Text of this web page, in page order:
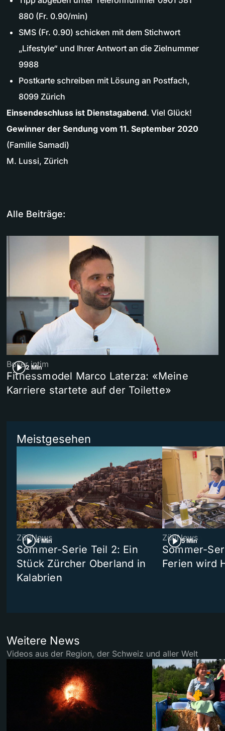
880 (Fr. 0.90/min)
SMS (Fr. 0.90) schicken mit dem Stichwort
„Lifestyle“ und Ihrer Antwort an die Zielnummer
9988
Postkarte schreiben mit Lösung an Postfach,
8099 Zürich
Einsendeschluss ist Dienstagabend. Viel Glück!
Gewinner der Sendung vom 11. September 2020
(Familie Samadi)
M. Lussi, Zürich
Alle Beiträge:
2 Min
Boser intim
Fitnessmodel Marco Laterza: «Meine
Karriere startete auf der Toilette»
Meistgesehen
4 Min
ZüriNews
Sommer-Serie Teil 2: Ein
Stück Zürcher Oberland in
Kalabrien
5 Min
ZüriNews
Sommer-
Ferien wird
Weitere News
Videos aus der Region, der Schweiz und aller Welt